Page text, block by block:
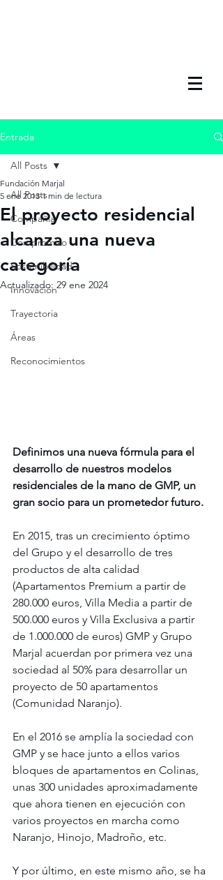
Entrada
All Posts
Compañia
Compromiso
Sostenibilidad
Innovación
Trayectoria
Áreas
Reconocimientos
All Posts
El proyecto residencial
alcanza una nueva
categoría
Fundación Marjal
5 ene 2013 1 min de lectura
Actualizado: 29 ene 2024
Definimos una nueva fórmula para el
desarrollo de nuestros modelos
residenciales de la mano de GMP, un
gran socio para un prometedor futuro.
En 2015, tras un crecimiento óptimo
del Grupo y el desarrollo de tres
productos de alta calidad
(Apartamentos Premium a partir de
280.000 euros, Villa Media a partir de
500.000 euros y Villa Exclusiva a partir
de 1.000.000 de euros) GMP y Grupo
Marjal acuerdan por primera vez una
sociedad al 50% para desarrollar un
proyecto de 50 apartamentos
(Comunidad Naranjo).
En el 2016 se amplía la sociedad con
GMP y se hace junto a ellos varios
bloques de apartamentos en Colinas,
unas 300 unidades aproximadamente
que ahora tienen en ejecución con
varios proyectos en marcha como
Naranjo, Hinojo, Madroño, etc.
Y por último, en este mismo año, se ha